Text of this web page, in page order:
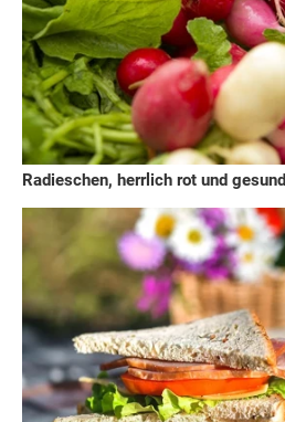
Radieschen, herrlich rot und gesund